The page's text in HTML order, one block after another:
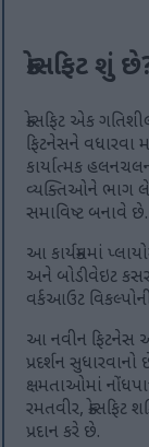
ક્રોસફિટ શું
ક્રોસફિટ એક
ફિટનેસને વધારવા
કાર્યાત્મક
વ્યક્તિઓને ભાગ
સમાવિષ્ટ બનાવે છે.
આ કાર્યક્રમમાં
અને બોડીવેઇટ
વર્કઆઉટ
આ નવીન ફિટનેસ
પ્રદર્શન
ક્ષમતાઓમાં
રમતવીર,
પ્રદાન કરે છે.